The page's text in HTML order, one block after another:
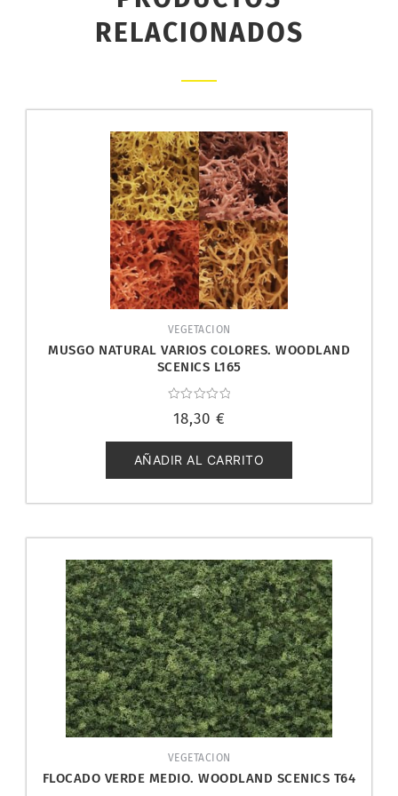
RELACIONADOS
VEGETACION
MUSGO NATURAL VARIOS COLORES. WOODLAND
SCENICS L165
con
de
5
18,30 €
AÑADIR AL CARRITO
VEGETACION
FLOCADO VERDE MEDIO. WOODLAND SCENICS T64